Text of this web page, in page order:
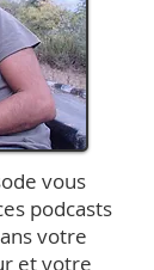
vous
podcasts
votre
et votre